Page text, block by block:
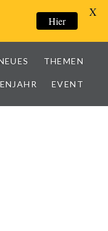
THEMEN
EVENT
Hier
X